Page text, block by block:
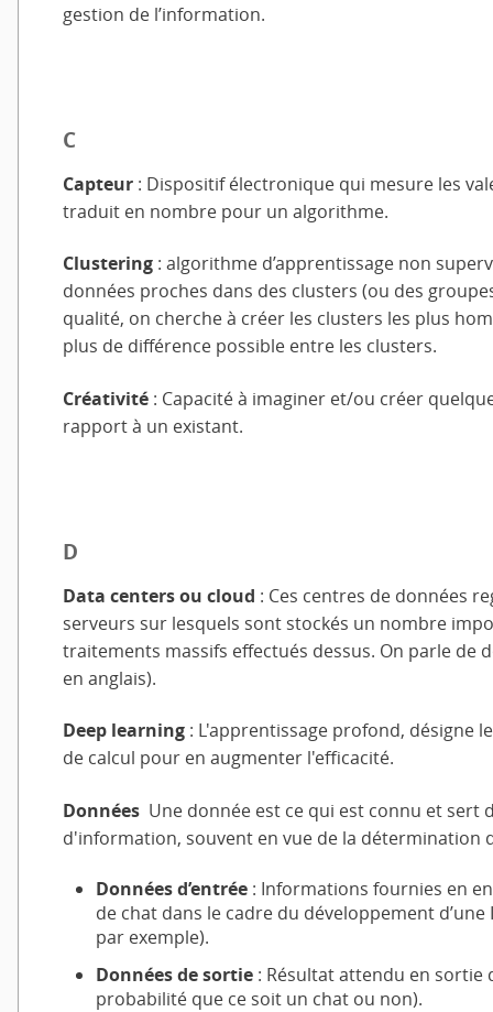
gestion de l’information.
C
Capteur: Dispositif électronique qui mesure les
traduit en nombre pour un algorithme.
Clustering: algorithme d’apprentissage non
données proches dans des clusters (ou des
qualité, on cherche à créer les clusters les plus
plus de différence possible entre les clusters.
Créativité: Capacité à imaginer et/ou créer
rapport à un existant.
D
Data centers ou cloud : Ces centres de données
serveurs sur lesquels sont stockés un nombre
traitements massifs effectués dessus. On parle de
en anglais).
Deep learning: L'apprentissage profond, désigne
de calcul pour en augmenter l'efficacité.
Données Une donnée est ce qui est connu et
d'information, souvent en vue de la détermination
Données d’entrée: Informations fournies en
de chat dans le cadre du développement d’une
par exemple).
Données de sortie: Résultat attendu en sortie
probabilité que ce soit un chat ou non).